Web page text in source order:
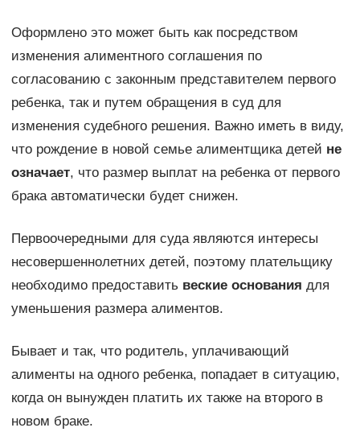
Оформлено это может быть как посредством
изменения алиментного соглашения по
согласованию с законным представителем первого
ребенка, так и путем обращения в суд для
изменения судебного решения. Важно иметь в виду,
что рождение в новой семье алиментщика детей не
означает, что размер выплат на ребенка от первого
брака автоматически будет снижен.
Первоочередными для суда являются интересы
несовершеннолетних детей, поэтому плательщику
необходимо предоставить веские основания для
уменьшения размера алиментов.
Бывает и так, что родитель, уплачивающий
алименты на одного ребенка, попадает в ситуацию,
когда он вынужден платить их также на второго в
новом браке.